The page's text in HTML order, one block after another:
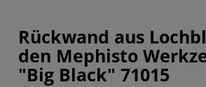
Rückwand aus
den Mephisto
"Big Black" 71015